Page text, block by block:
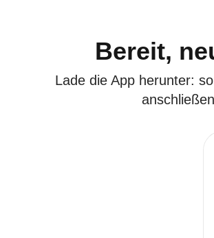
Bereit,
Lade die App herunter: